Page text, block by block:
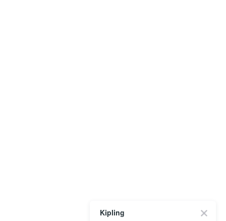
Kipling